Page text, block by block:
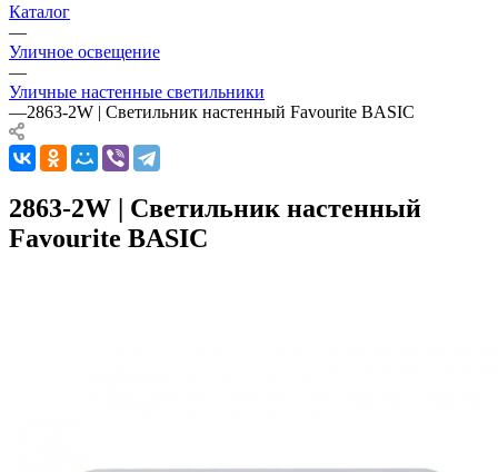
Каталог
—
Уличное освещение
—
Уличные настенные светильники
—2863-2W | Светильник настенный Favourite BASIC
2863-2W | Светильник настенный
Favourite BASIC